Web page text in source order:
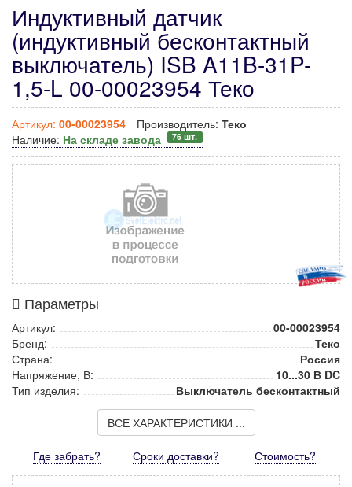
Индуктивный датчик
(индуктивный бесконтактный
выключатель) ISB A11B-31P-
1,5-L 00-00023954 Теко
Артикул: 00-00023954 Производитель: Теко
Наличие: На складе завода 76 шт.
Параметры
Артикул:
00-00023954
Бренд:
Теко
Страна:
Россия
Напряжение, В:
10...30 В DC
Тип изделия:
Выключатель бесконтактный
ВСЕ ХАРАКТЕРИСТИКИ ...
Где забрать? Сроки доставки? Стоимость?